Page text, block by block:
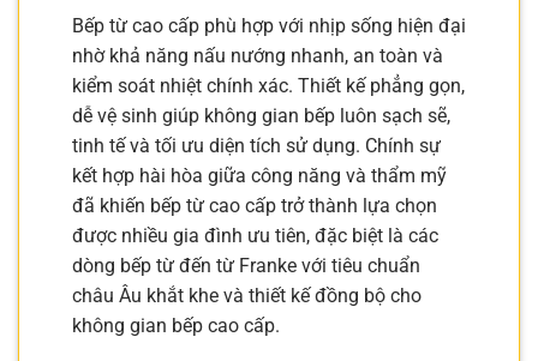
Bếp từ cao cấp phù hợp với nhịp sống hiện đại
nhờ khả năng nấu nướng nhanh, an toàn và
kiểm soát nhiệt chính xác. Thiết kế phẳng gọn,
dễ vệ sinh giúp không gian bếp luôn sạch sẽ,
tinh tế và tối ưu diện tích sử dụng. Chính sự
kết hợp hài hòa giữa công năng và thẩm mỹ
đã khiến bếp từ cao cấp trở thành lựa chọn
được nhiều gia đình ưu tiên, đặc biệt là các
dòng bếp từ đến từ Franke với tiêu chuẩn
châu Âu khắt khe và thiết kế đồng bộ cho
không gian bếp cao cấp.